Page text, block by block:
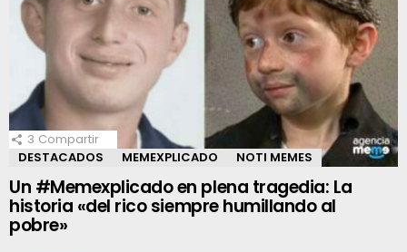
3 Compartir
DESTACADOS
MEMEXPLICADO NOTI MEMES
Un #Memexplicado en plena tragedia: La
historia «del rico siempre humillando al
pobre»